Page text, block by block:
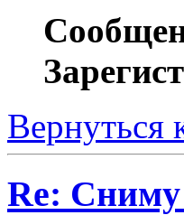
Вернуться
Re: